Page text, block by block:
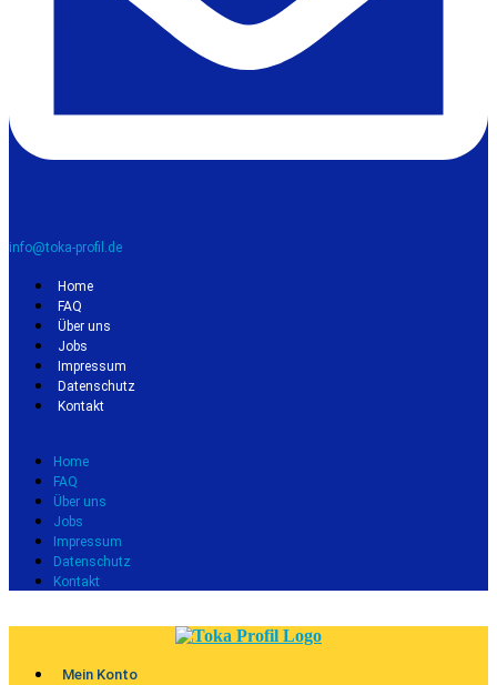
info@toka-profil.de
Home
FAQ
Über uns
Jobs
Impressum
Datenschutz
Kontakt
Home
FAQ
Über uns
Jobs
Impressum
Datenschutz
Kontakt
Mein Konto